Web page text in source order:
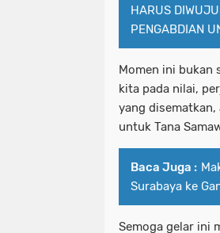
HARUS
PENGABDIAN
Momen ini bukan
kita pada nilai,
yang disematkan,
untuk Tana
Baca Juga :
Surabaya ke
Semoga gelar ini